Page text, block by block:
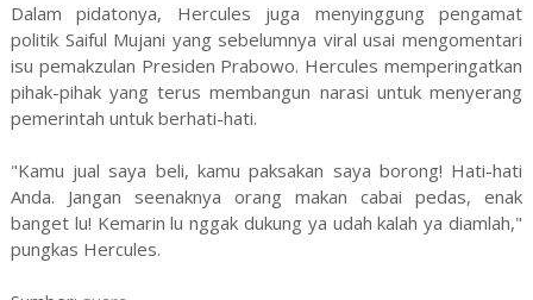
Dalam pidatonya, Hercules juga menyinggung pengamat
politik Saiful Mujani yang sebelumnya viral usai mengomentari
isu pemakzulan Presiden Prabowo. Hercules memperingatkan
pihak-pihak yang terus membangun narasi untuk menyerang
pemerintah untuk berhati-hati.
"Kamu jual saya beli, kamu paksakan saya borong! Hati-hati
Anda. Jangan seenaknya orang makan cabai pedas, enak
banget lu! Kemarin lu nggak dukung ya udah kalah ya diamlah,"
pungkas Hercules.